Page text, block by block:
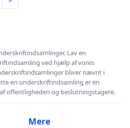
Lav en
ved hjælp af vores
bliver nævnt i
en underskriftindsamling er en
offentligheden og beslutningstagere.
Mere